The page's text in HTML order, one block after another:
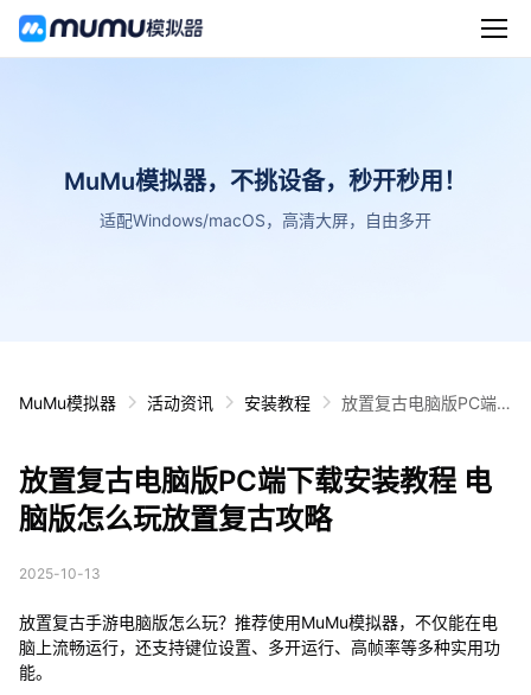
MuMu模拟器，不挑设备，秒开秒用！
适配Windows/macOS，高清大屏，自由多开
MuMu模拟器 活动资讯 安装教程
放置复古电脑版PC端
放置复古电脑版PC端下载安装教程 电
脑版怎么玩放置复古攻略
2025-10-13
放置复古手游电脑版怎么玩？推荐使用MuMu模拟器，不仅能在电
脑上流畅运行，还支持键位设置、多开运行、高帧率等多种实用功
能。